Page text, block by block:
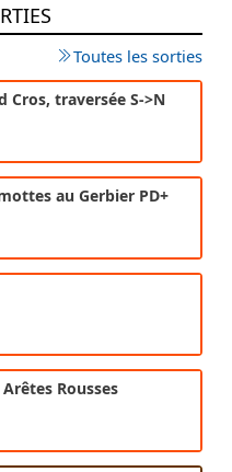
Toutes les sorties
Cros, traversée S->N
au Gerbier PD+
Rousses